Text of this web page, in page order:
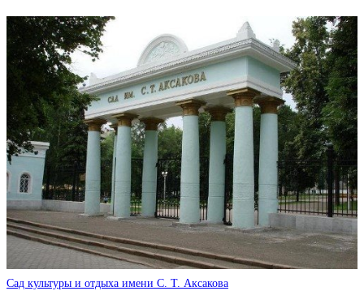
Сад культуры и отдыха имени С. Т. Аксакова